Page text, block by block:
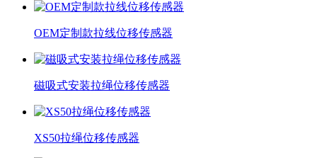
OEM定制款拉线位移传感器
磁吸式安装拉绳位移传感器
XS50拉绳位移传感器